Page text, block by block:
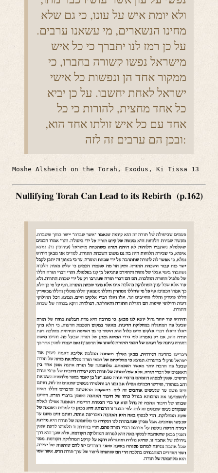
ולא יומת איש על עונו, כי גם שלא
מחינו הנשארים, מי עשאנו ערבים.
על כן רמז לנו יתברך כי כל איש
מישראל נפשו קשורה בחברו, כי
ממקור אחד הן ונפשות כל אישי
ישראל לאחת יחשבו. על כן יביא
כל אחד מחצית, להורות כי כל
אחד עם כל איש זולתו אחד הוא,
ובכן הם ערבים זה לזה:
Moshe Alsheich on the Torah, Exodus, Ki Tissa 13
Nullifying Torah Can Lead to its Rebirth (p.162)